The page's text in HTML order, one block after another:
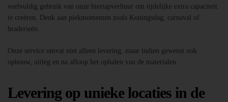
veelvuldig gebruik van onze biertapverhuur om tijdelijke extra capaciteit
te creëren. Denk aan piekmomenten zoals Koningsdag, carnaval of
braderieën.
Onze service omvat niet alleen levering, maar indien gewenst ook
opbouw, uitleg en na afloop het ophalen van de materialen.
Levering op unieke locaties in de